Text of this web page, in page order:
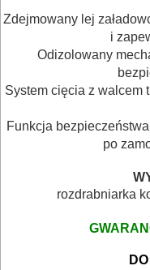
OBRÓBKA
METALU
WARSZTATOWE
RĘCZNE
NARZĘDZIA
Zdejmowany lej
i
Odizolowany
System cięcia z walcem
Funkcja
po
rozdrabniarka